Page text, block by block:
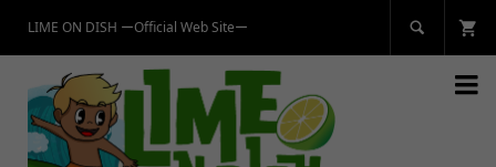
LIME ON DISH ーOfficial Web Siteー 
